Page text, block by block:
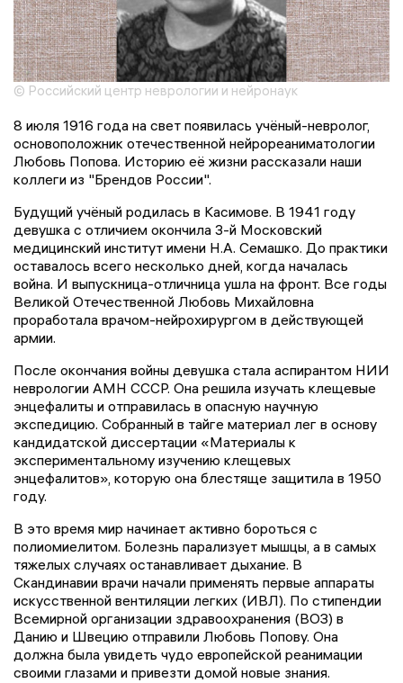
© Российский центр неврологии и нейронаук
8 июля 1916 года на свет появилась учёный-невролог,
основоположник отечественной нейрореаниматологии
Любовь Попова. Историю её жизни рассказали наши
коллеги из "Брендов России".
Будущий учёный родилась в Касимове. В 1941 году
девушка с отличием окончила 3-й Московский
медицинский институт имени Н.А. Семашко. До практики
оставалось всего несколько дней, когда началась
война. И выпускница-отличница ушла на фронт. Все годы
Великой Отечественной Любовь Михайловна
проработала врачом-нейрохирургом в действующей
армии.
После окончания войны девушка стала аспирантом НИИ
неврологии АМН СССР. Она решила изучать клещевые
энцефалиты и отправилась в опасную научную
экспедицию. Собранный в тайге материал лег в основу
кандидатской диссертации «Материалы к
экспериментальному изучению клещевых
энцефалитов», которую она блестяще защитила в 1950
году.
В это время мир начинает активно бороться с
полиомиелитом. Болезнь парализует мышцы, а в самых
тяжелых случаях останавливает дыхание. В
Скандинавии врачи начали применять первые аппараты
искусственной вентиляции легких (ИВЛ). По стипендии
Всемирной организации здравоохранения (ВОЗ) в
Данию и Швецию отправили Любовь Попову. Она
должна была увидеть чудо европейской реанимации
своими глазами и привезти домой новые знания.